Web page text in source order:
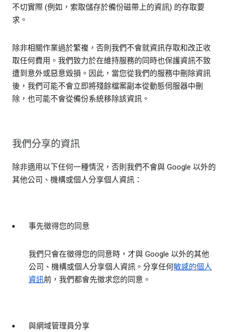
不切實際 (例如，索取儲存於備份磁帶上的資訊) 的存取要
求。
除非相關作業過於繁複，否則我們不會就資訊存取和改正收
取任何費用。我們致力於在維持服務的同時也保護資訊不致
遭到意外或惡意毀損。因此，當您從我們的服務中刪除資訊
後，我們可能不會立即將殘餘檔案副本從動態伺服器中刪
除，也可能不會從備份系統移除該資訊。
我們分享的資訊
除非適用以下任何一種情況，否則我們不會與 Google 以外的
其他公司、機構或個人分享個人資訊：
事先徵得您的同意
我們只會在徵得您的同意時，才與 Google 以外的其他
公司、機構或個人分享個人資訊。分享任何敏感的個人
資訊前，我們都會先徵求您的同意。
與網域管理員分享